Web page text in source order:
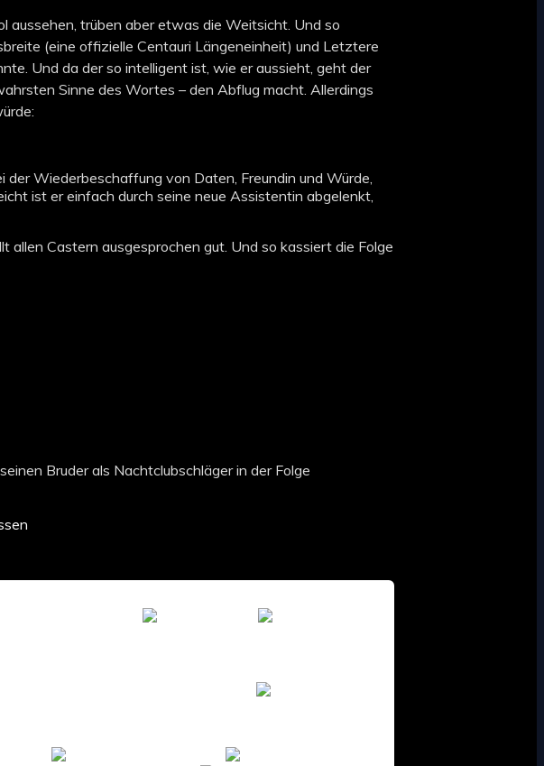
aussehen, trüben aber etwas die Weitsicht. Und so
(eine offizielle Centauri Längeneinheit) und Letztere
Und da der so intelligent ist, wie er aussieht, geht der
Sinne des Wortes – den Abflug macht. Allerdings
Wiederbeschaffung von Daten, Freundin und Würde,
ist er einfach durch seine neue Assistentin abgelenkt,
allen Castern ausgesprochen gut. Und so kassiert die Folge
seinen Bruder als Nachtclubschläger in der Folge